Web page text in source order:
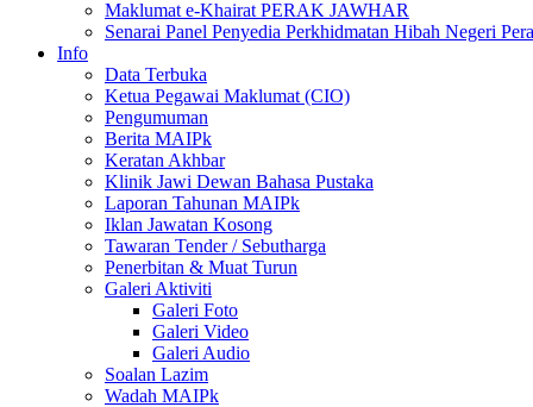
Maklumat e-Khairat PERAK JAWHAR
Senarai Panel Penyedia Perkhidmatan Hibah Negeri
Info
Data Terbuka
Ketua Pegawai Maklumat (CIO)
Pengumuman
Berita MAIPk
Keratan Akhbar
Klinik Jawi Dewan Bahasa Pustaka
Laporan Tahunan MAIPk
Iklan Jawatan Kosong
Tawaran Tender / Sebutharga
Penerbitan & Muat Turun
Galeri Aktiviti
Galeri Foto
Galeri Video
Galeri Audio
Soalan Lazim
Wadah MAIPk